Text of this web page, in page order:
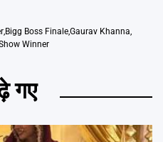
,Bigg Boss Finale,Gaurav Khanna,
Winner
गए